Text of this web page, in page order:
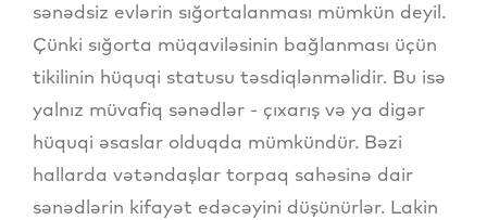
sənədsiz evlərin sığortalanması mümkün deyil.
Çünki sığorta müqaviləsinin bağlanması üçün
tikilinin hüquqi statusu təsdiqlənməlidir. Bu isə
yalnız müvafiq sənədlər - çıxarış və ya digər
hüquqi əsaslar olduqda mümkündür. Bəzi
hallarda vətəndaşlar torpaq sahəsinə dair
sənədlərin kifayət edəcəyini düşünürlər. Lakin